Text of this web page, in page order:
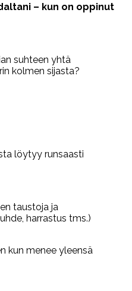
– kun on oppinut
suhteen yhtä
kolmen sijasta?
löytyy runsaasti
taustoja ja
harrastus tms.)
kun menee yleensä